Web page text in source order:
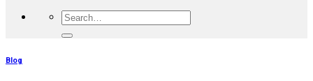
Blog